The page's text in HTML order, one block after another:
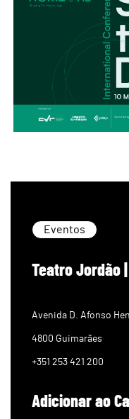
Eventos
Teatro Jordão
Avenida D. Afonso
4800 Guimarães
+351 253 421 200
Adicionar ao